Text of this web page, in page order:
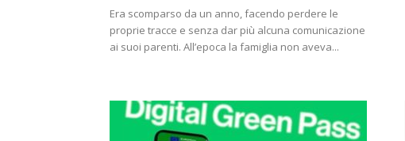
Era scomparso da un anno, facendo perdere le
proprie tracce e senza dar più alcuna comunicazione
ai suoi parenti. All’epoca la famiglia non aveva...